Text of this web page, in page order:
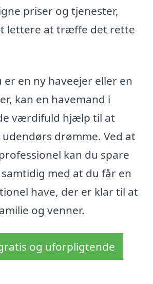
priser og tjenester,
lettere at træffe det rette
er en ny haveejer eller en
kan en havemand i
værdifuld hjælp til at
drømme. Ved at
kan du spare
med at du får en
have, der er klar til at
og venner.
og uforpligtende